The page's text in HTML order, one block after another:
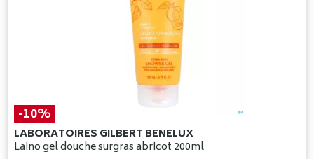
-10%
LABORATOIRES GILBERT BENELUX
Laino gel douche surgras abricot 200ml